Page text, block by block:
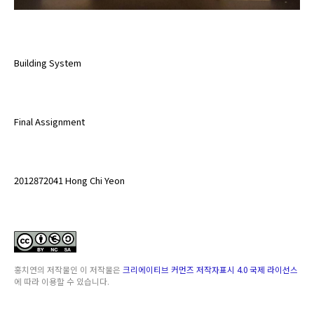
Building System
Final Assignment
2012872041 Hong Chi Yeon
홍치연의 저작물인 이 저작물은 크리에이티브 커먼즈 저작자표시 4.0 국제 라이선스
에 따라 이용할 수 있습니다.